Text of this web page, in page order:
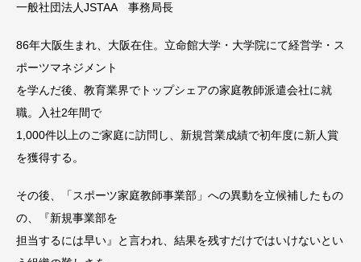
一般社団法人JSTAA 事務局長
86年大阪生まれ、大阪在住。立命館大学・大学院にて経営学・ス
ポーツマネジメント
を学んだ後、教育業界でトップシェアの家庭教師派遣会社に就
職。入社2年間で
1,000件以上のご家庭に訪問し、新規営業成績で初年度に新人賞
を獲得する。
その後、「スポーツ家庭教師事業部」への異動を立候補したもの
の、『新規事業部を
担当するには早い』と言われ、結果を残すだけではいけないとい